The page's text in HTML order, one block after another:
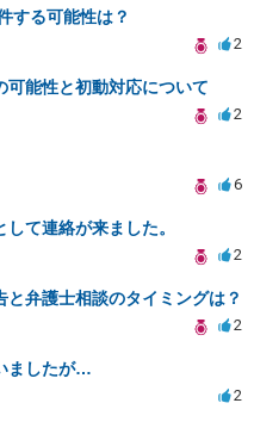
する可能性は？
2
可能性と初動対応について
2
6
て連絡が来ました。
2
弁護士相談のタイミングは？
2
ましたが…
2